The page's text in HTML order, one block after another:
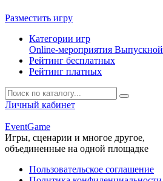
Разместить игру
Категории игр
Online-мероприятия Выпускной
Рейтинг бесплатных
Рейтинг платных
Личный кабинет
EventGame
Игры, сценарии и многое другое,
объединенные на одной площадке
Пользовательское соглашение